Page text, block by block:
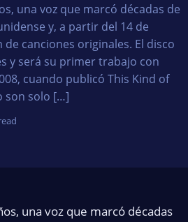
una voz que marcó décadas de
y, a partir del 14 de
canciones originales. El disco
y será su primer trabajo con
cuando publicó This Kind of
son solo […]
una voz que marcó décadas